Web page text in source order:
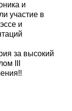
и
участие в
и
за высокий
III